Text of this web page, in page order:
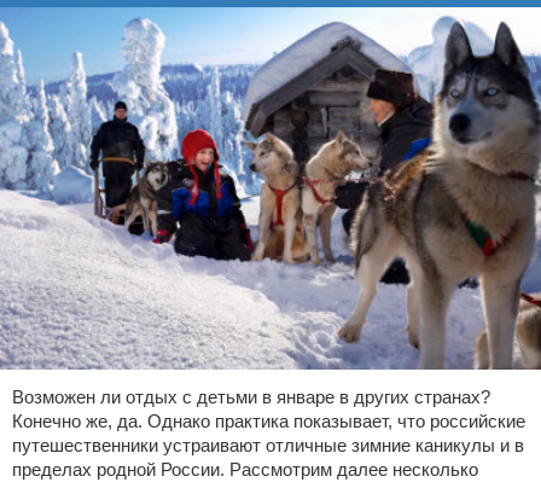
Возможен ли отдых с детьми в январе в других странах?
Конечно же, да. Однако практика показывает, что российские
путешественники устраивают отличные зимние каникулы и в
пределах родной России. Рассмотрим далее несколько